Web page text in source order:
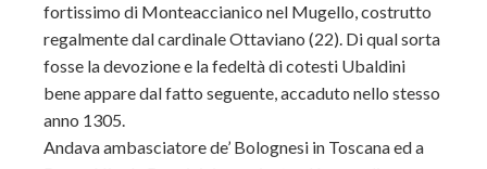
fortissimo di Monteaccianico nel Mugello, costrutto
regalmente dal cardinale Ottaviano (22). Di qual sorta
fosse la devozione e la fedeltà di cotesti Ubaldini
bene appare dal fatto seguente, accaduto nello stesso
anno 1305.
Andava ambasciatore de’ Bolognesi in Toscana ed a